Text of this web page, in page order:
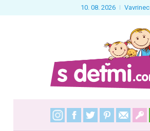
10. 08. 2026 Vavrinec